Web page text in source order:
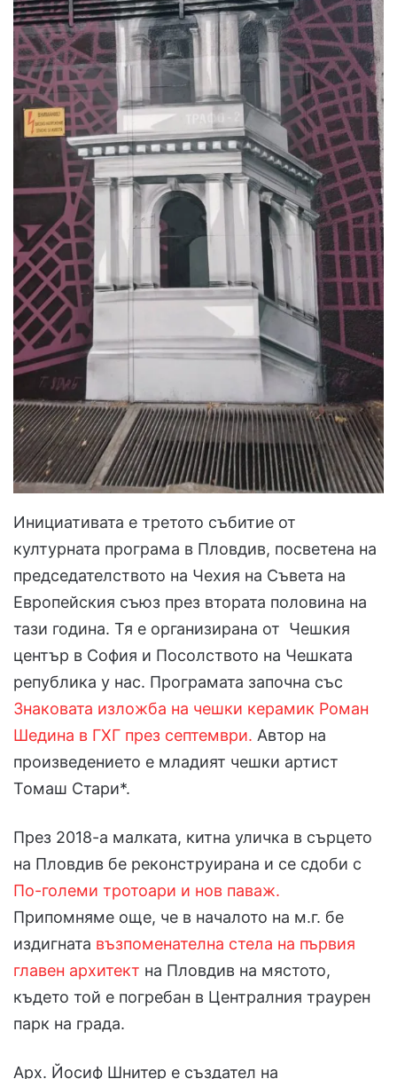
Инициативата е третото събитие от
културната програма в Пловдив, посветена на
председателството на Чехия на Съвета на
Европейския съюз през втората половина на
тази година. Тя е организирана от Чешкия
център в София и Посолството на Чешката
република у нас. Програмата започна със
Знаковата изложба на чешки керамик Роман
Шедина в ГХГ през септември. Автор на
произведението е младият чешки артист
Томаш Стари*.
През 2018-а малката, китна уличка в сърцето
на Пловдив бе реконструирана и се сдоби с
По-големи тротоари и нов паваж.
Припомняме още, че в началото на м.г. бе
издигната възпоменателна стела на първия
главен архитект на Пловдив на мястото,
където той е погребан в Централния траурен
парк на града.
Арх. Йосиф Шнитер е създател на